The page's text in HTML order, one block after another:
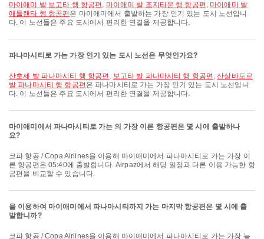
마이애미 발 보고타 행 항공편 , 마이애미 발 조지타운 행 항공편 , 마이애미 발
애틀랜타 행 항공편 은 마이애미에서 출발하는 가장 인기 있는 도시 노선입니
다. 이 노선들은 주요 도시에서 편리한 연결을 제공합니다.
파나마시티로 가는 가장 인기 있는 도시 노선은 무엇인가요?
산호세 발 파나마시티 행 항공편 , 보고타 발 파나마시티 행 항공편 ,산살바도르
발 파나마시티 행 항공편 은 파나마시티로 가는 가장 인기 있는 도시 노선입니
다. 이 노선들은 주요 도시에서 편리한 연결을 제공합니다.
마이애미에서 파나마시티로 가는 의 가장 이른 항공편은 몇 시에 출발하나
요?
코파 항공 / Copa Airlines을 이용해 마이애미에서 파나마시티로 가는 가장 이
른 항공편은 05:40에 출발합니다. Airpaz에서 해당 일정과 다른 이용 가능한 항
공편을 비교할 수 있습니다.
을 이용하여 마이애미에서 파나마시티까지 가는 마지막 항공편은 몇 시에 출
발합니까?
코파 항공 / Copa Airlines을 이용해 마이애미에서 파나마시티로 가는 가장 늦